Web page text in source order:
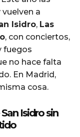
vuelven a
Isidro, Las
, con conciertos,
fuegos
no hace falta
En Madrid,
cosa.
Isidro sin